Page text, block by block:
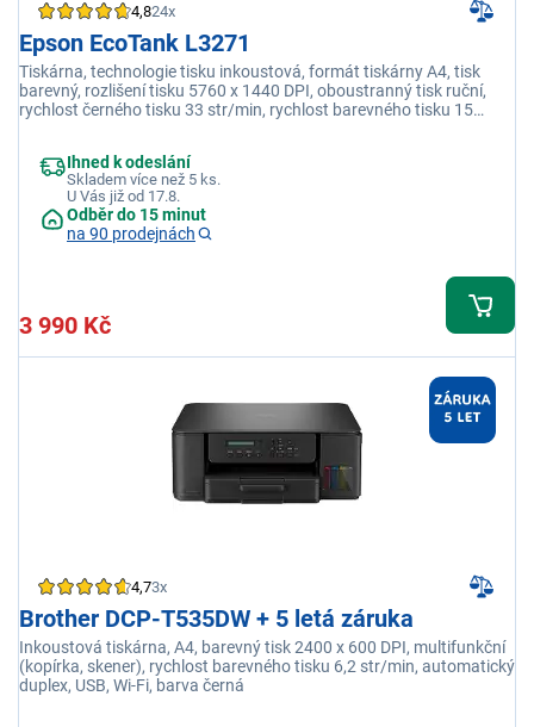
4,824x
Epson EcoTank L3271
Tiskárna, technologie tisku inkoustová, formát tiskárny A4, tisk
barevný, rozlišení tisku 5760 x 1440 DPI, oboustranný tisk ruční,
rychlost černého tisku 33 str/min, rychlost barevného tisku 15
Ihned k odeslání
Skladem více než 5 ks.
U Vás již od 17.8.
Odběr do 15 minut
na 90 prodejnách
3 990 Kč
4,73x
Brother DCP-T535DW + 5 letá záruka
Inkoustová tiskárna, A4, barevný tisk 2400 x 600 DPI, multifunkční
(kopírka, skener), rychlost barevného tisku 6,2 str/min, automatický
duplex, USB, Wi-Fi, barva černá